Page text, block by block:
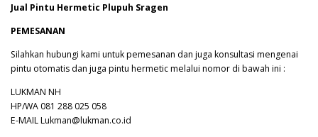
Jual Pintu Hermetic Plupuh Sragen
PEMESANAN
Silahkan hubungi kami untuk pemesanan dan juga konsultasi mengenai
pintu otomatis dan juga pintu hermetic melalui nomor di bawah ini :
LUKMAN NH
HP/WA 081 288 025 058
E-MAIL Lukman@lukman.co.id